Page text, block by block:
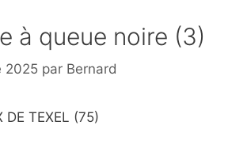
à queue noire (3)
2025 par Bernard
DE TEXEL (75)